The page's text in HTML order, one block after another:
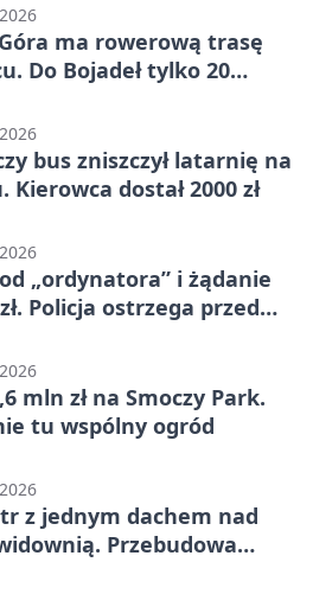
ma rowerową trasę
Do Bojadeł tylko 20
bus zniszczył latarnię na
Kierowca dostał 2000 zł
„ordynatora” i żądanie
Policja ostrzega przed
mln zł na Smoczy Park.
tu wspólny ogród
z jednym dachem nad
Przebudowa